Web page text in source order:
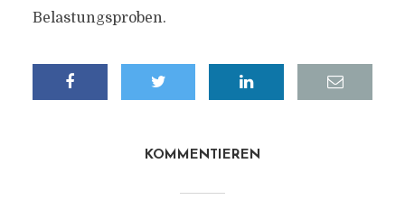
Belastungsproben.
KOMMENTIEREN